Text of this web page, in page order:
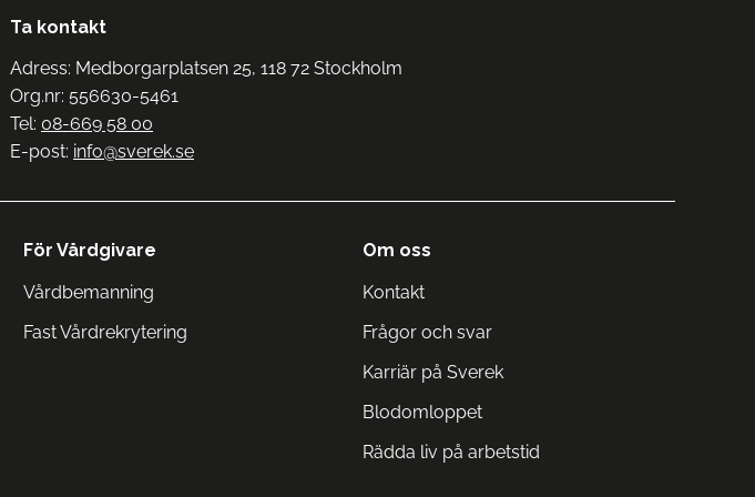
Ta kontakt
Adress: Medborgarplatsen 25, 118 72 Stockholm
Org.nr: 556630-5461
Tel: 08-669 58 00
E-post: info@sverek.se
För Vårdgivare
Vårdbemanning
Fast Vårdrekrytering
Om oss
Kontakt
Frågor och svar
Karriär på Sverek
Blodomloppet
Rädda liv på arbetstid